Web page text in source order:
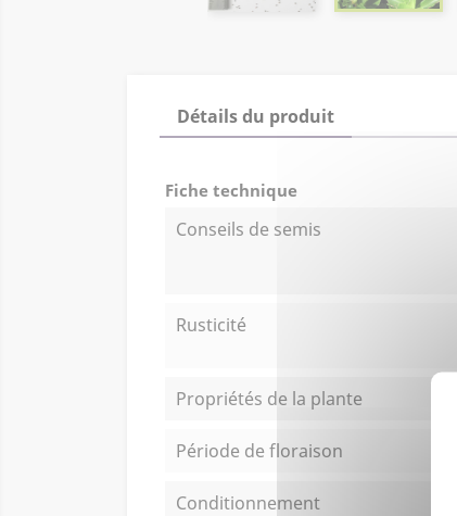
Détails du produit
Fiche technique
Conseils de semis
Rusticité
Propriétés de la plante
Période de floraison
Conditionnement